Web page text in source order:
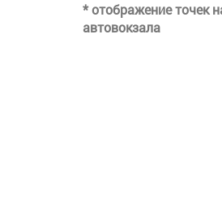
* отображение точек
автовокзала